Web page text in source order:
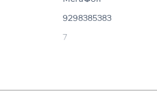
9298385383
7
✓ Да